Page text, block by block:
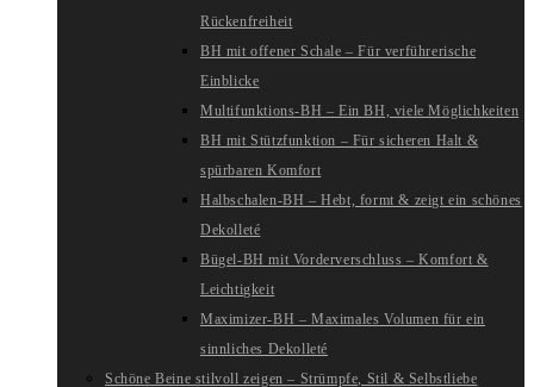
Rückenfreiheit
BH mit offener Schale – Für verführerische
Einblicke
Multifunktions-BH – Ein BH, viele Möglichkeiten
BH mit Stützfunktion – Für sicheren Halt &
spürbaren Komfort
Halbschalen-BH – Hebt, formt & zeigt ein schönes
Dekolleté
Bügel-BH mit Vorderverschluss – Komfort &
Leichtigkeit
Maximizer-BH – Maximales Volumen für ein
sinnliches Dekolleté
Schöne Beine stilvoll zeigen – Strümpfe, Stil & Selbstliebe